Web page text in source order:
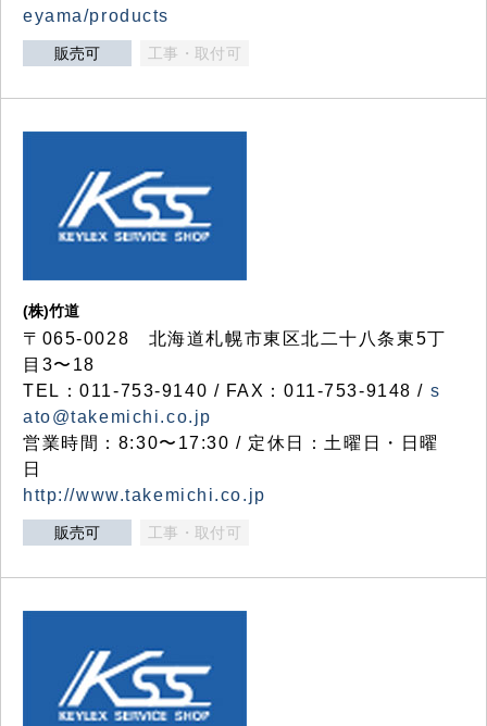
eyama/products
販売可 工事・取付可
(株)竹道
〒065-0028 北海道札幌市東区北二十八条東5丁
目3〜18
TEL：011-753-9140 / FAX：011-753-9148 / s
ato@takemichi.co.jp
営業時間：8:30〜17:30 / 定休日：土曜日・日曜
日
http://www.takemichi.co.jp
販売可 工事・取付可